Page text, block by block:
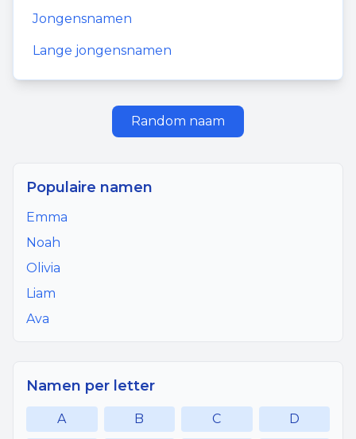
Jongensnamen
Lange jongensnamen
Random naam
Populaire namen
Emma
Noah
Olivia
Liam
Ava
Namen per letter
A B C D